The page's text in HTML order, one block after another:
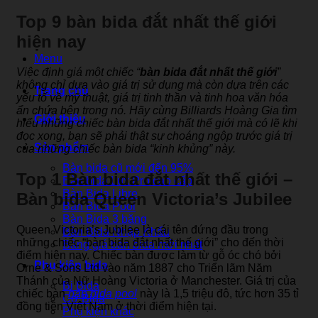
Menu
Trang chủ
Giới thiệu
Sản phẩm
Bàn bida cũ mới đến 95%
Bàn bida Lux Pro cao cấp
Bàn Bida Libre
Bàn Bida Pool
Bàn Bida 3 băng
Bàn Bida Nhập Khẩu
Bảng giá bàn bida mới nhất
Phụ kiện bida
Bi Bida
Cơ Bida
Phụ kiện khác
Top 9 bàn bida đắt nhất thế giới
hiện nay
Việc định giá một chiếc “bàn bida đắt nhất thế giới”
không chỉ dựa vào giá trị sử dụng mà còn dựa trên các
yếu tố về mỹ thuật, giá trị tinh thần và tinh hoa văn hóa
ẩn chứa bên trong nó. Hãy cùng Billiards Hoàng Gia tìm
hiểu những chiếc bàn bida đắt nhất thế giới mà có lẽ khi
đọc xong, bạn sẽ phải thật sự choáng ngộp trước giá trị
của những chiếc bàn bida “kinh khủng” này.
Top 1 Bàn bida đắt nhất thế giới –
Bàn bida Queen Victoria’s Jubilee
Queen Victoria’s Jubilee là cái tên đứng đầu trong
những chiếc “bàn bida đắt nhất thế giới” cho đến thời
điểm hiện nay. Chiếc bàn được làm từ gỗ óc chó bởi
Orne& Sons Ltd vào năm 1887 cho Triển lãm Năm
Thánh của Nữ Hoàng Victoria ở Manchester. Giá trị của
chiếc bànbàn bida pool này là 1,5 triệu đô, tức hơn 35 tỉ
đồng tiền Việt Nam ở thời điểm hiện tại.